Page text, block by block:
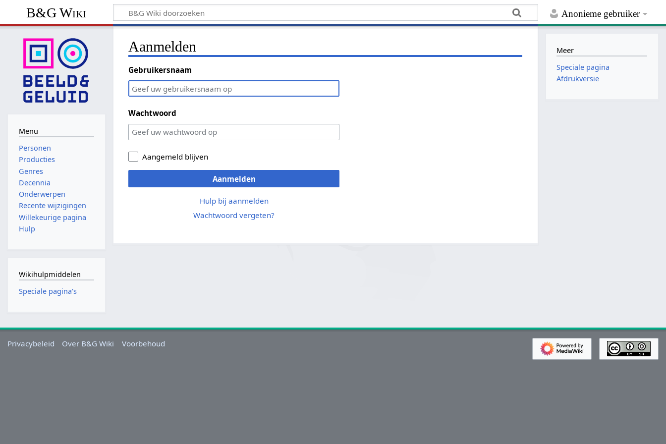
Anonieme gebruiker
B&G Wiki
Aanmelden
Gebruikersnaam
Wachtwoord
Aangemeld blijven
Aanmelden
Hulp bij aanmelden
Wachtwoord vergeten?
Menu
Personen
Producties
Genres
Decennia
Onderwerpen
Recente wijzigingen
Willekeurige pagina
Hulp
Wikihulpmiddelen
Speciale pagina's
Meer
Speciale pagina
Afdrukversie
Privacybeleid Over B&G Wiki Voorbehoud